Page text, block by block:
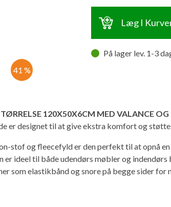
Læg I
41 %
På lager lev. 1-3
120X50X6CM MED VALANCE OG
er designet til at give ekstra komfort og
stof og fleecefyld er den perfekt til at opnå
er ideel til både udendørs møbler og indendørs
som elastikbånd og snore på begge sider for